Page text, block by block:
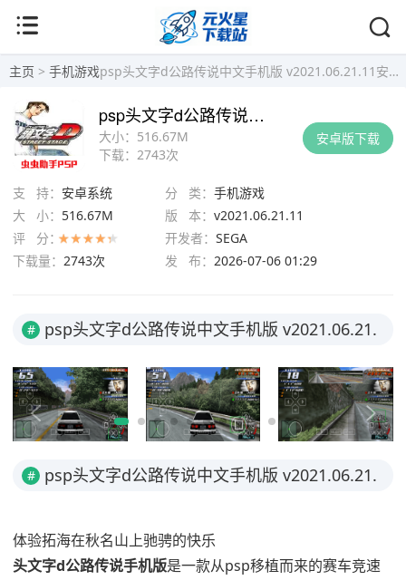
主页 > 手机游戏psp头文字d公路传说中文手机版 v2021.06.21.11安卓版
安卓版下载
大小： 516.67M
下载： 2743次
psp头文字d公路传说中文手机版 v2021.06.21.11安卓版
支 持： 安卓系统 分 类： 手机游戏
大 小： 516.67M 版 本： v2021.06.21.11
评 分：
开发者： SEGA
下载量： 2743次 发 布： 2026-07-06 01:29
#
psp头文字d公路传说中文手机版 v2021.06.21.
#
psp头文字d公路传说中文手机版 v2021.06.21.
体验拓海在秋名山上驰骋的快乐
头文字d公路传说手机版是一款从psp移植而来的赛车竞速